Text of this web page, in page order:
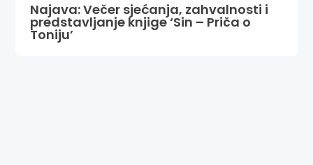
Najava: Večer sjećanja, zahvalnosti i
predstavljanje knjige ‘Sin – Priča o
Toniju’